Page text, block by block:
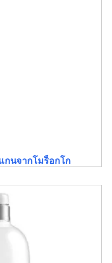
กนจากโมร็อกโก